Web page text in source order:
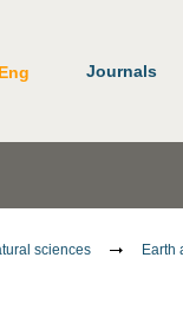
Eng Journals
sciences Earth